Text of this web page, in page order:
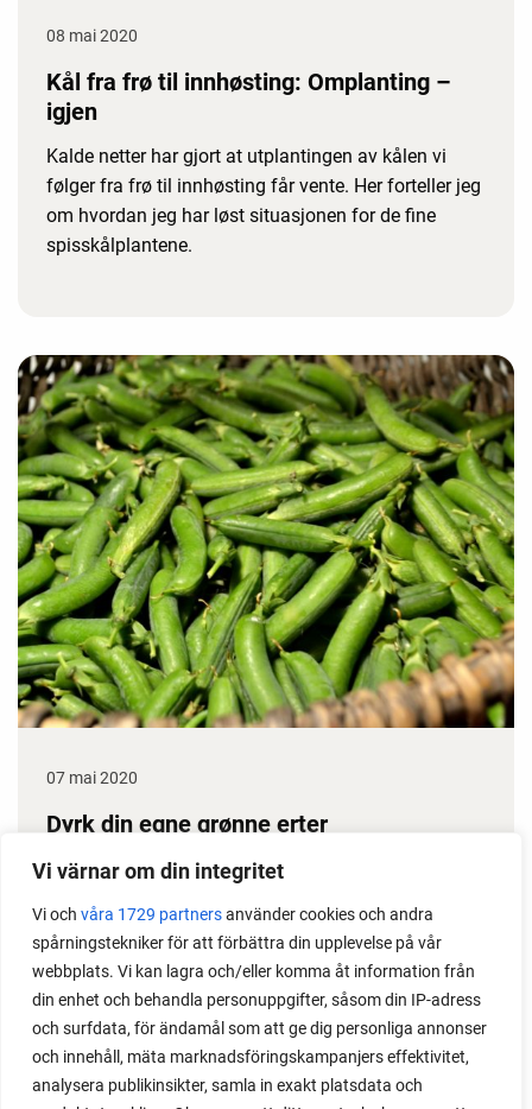
Vi värnar om din integritet
Vi och våra 1729 partnersanvänder cookies och andra
spårningstekniker för att förbättra din upplevelse på vår
webbplats. Vi kan lagra och/eller komma åt information från
din enhet och behandla personuppgifter, såsom din IP-adress
och surfdata, för ändamål som att ge dig personliga annonser
och innehåll, mäta marknadsföringskampanjers effektivitet,
analysera publikinsikter, samla in exakt platsdata och
08 mai 2020
Kål fra frø til innhøsting: Omplanting –
igjen
Kalde netter har gjort at utplantingen av kålen vi
følger fra frø til innhøsting får vente. Her forteller jeg
om hvordan jeg har løst situasjonen for de fine
spisskålplantene.
07 mai 2020
Dyrk din egne grønne erter
Erter gir stor avling, dessuten klarer de seg i
en gullgruve i kjøkkenhagen. Her får du noen gode
ertedyrketips.